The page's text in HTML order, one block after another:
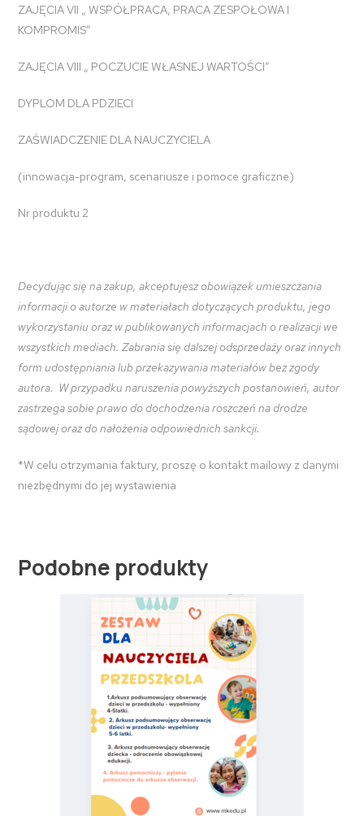
ZAJĘCIA VII „ WSPÓŁPRACA, PRACA ZESPOŁOWA I
KOMPROMIS”
ZAJĘCIA VIII „ POCZUCIE WŁASNEJ WARTOŚCI”
DYPLOM DLA PDZIECI
ZAŚWIADCZENIE DLA NAUCZYCIELA
(innowacja-program, scenariusze i pomoce graficzne)
Nr produktu 2
Decydując się na zakup, akceptujesz obowiązek umieszczania
informacji o autorze w materiałach dotyczących produktu, jego
wykorzystaniu oraz w publikowanych informacjach o realizacji we
wszystkich mediach. Zabrania się dalszej odsprzedaży oraz innych
form udostępniania lub przekazywania materiałów bez zgody
autora. W przypadku naruszenia powyższych postanowień, autor
zastrzega sobie prawo do dochodzenia roszczeń na drodze
sądowej oraz do nałożenia odpowiednich sankcji.
*W celu otrzymania faktury, proszę o kontakt mailowy z danymi
niezbędnymi do jej wystawienia
Podobne produkty